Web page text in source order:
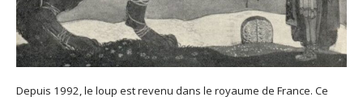
Depuis 1992, le loup est revenu dans le royaume de France. Ce